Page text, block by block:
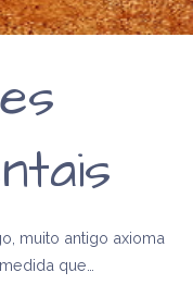
muito antigo axioma
que…